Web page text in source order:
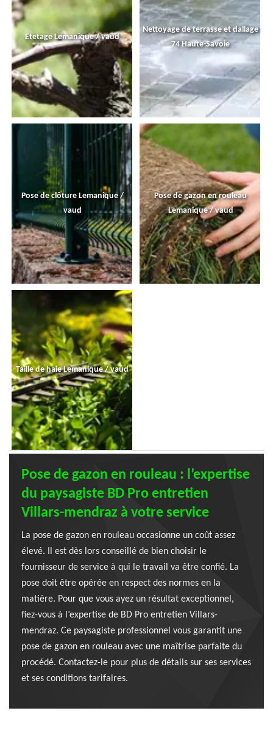
Etetage Lemanique / vaud
Nettoyage de terrasse et dallage
74 Haute-Savoie
Pose de clôture Lemanique /
vaud
Pose de gazon en rouleau
Lemanique / vaud
Taille de haie Lemanique / vaud
Pose de gazon en rouleau : l’expertise
du paysagiste BD Pro entretien
Villars-mendraz à votre service
La pose de gazon en rouleau occasionne un coût assez
élevé. Il est dès lors conseillé de bien choisir le
fournisseur de service à qui le travail va être confié. La
pose doit être opérée en respect des normes en la
matière. Pour que vous ayez un résultat exceptionnel,
fiez-vous à l’expertise de BD Pro entretien Villars-
mendraz. Ce paysagiste professionnel vous garantit une
pose de gazon en rouleau avec une maîtrise parfaite du
procédé. Contactez-le pour plus de détails sur ses services
et ses conditions tarifaires.